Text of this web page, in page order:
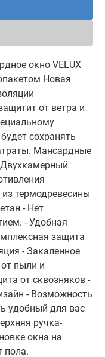
окно VELUX
Новая
от ветра и
сохранять
Мансардные
Двухкамерный
термодревесины
- Нет
- Удобная
защита
- Закаленное
пыли и
от сквозняков -
- Возможность
удобный для вас
ручка-
окна на
пола.